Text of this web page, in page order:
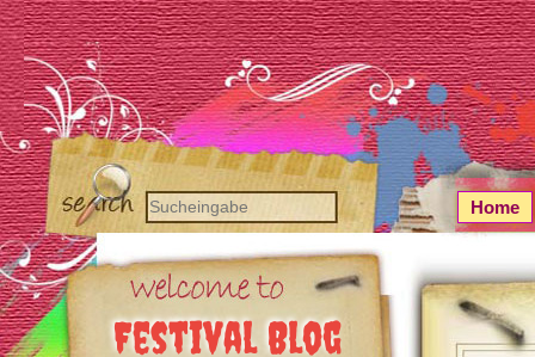
Festival Blog
Home